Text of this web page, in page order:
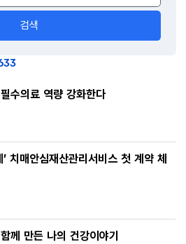
검색
수의료 역량 강화한다
치매안심재산관리서비스 첫 계약 체
께 만든 나의 건강이야기